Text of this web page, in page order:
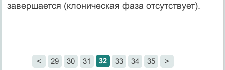
завершается (клоническая фаза отсутствует).
< 29 30 31 32 33 34 35 >